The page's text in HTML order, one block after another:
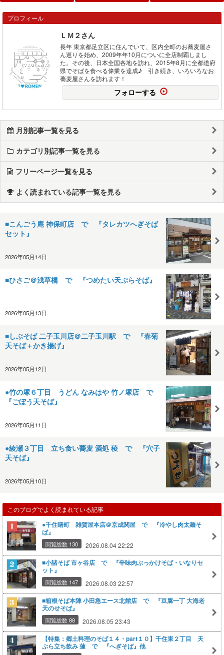
プロフィール
ＬＭ２さん
長年 東京都足立区に住んでいて、区内全町のお蕎麦屋さ
ん巡りを始め、2009年年10月についに全店制覇しまし
た。その後、日本全国各地を訪れ、2015年8月に全都道府
県でそばを食べる偉業を達成♪ 引き続き、いろいろなお
蕎麦屋さんを訪れます！
フォローする
月別記事一覧を見る
カテゴリ別記事一覧を見る
フリーページ一覧を見る
よく読まれている記事一覧を見る
■こんごう庵 神保町店 で 『タレカツへぎそば
セット』
2026年05月14日
■ひさご＠浅草橋 で 『つめたい天ぷらそば』
2026年05月13日
■しぶそば 二子玉川店＠二子玉川駅 で 『春菊
天そば＋かき揚げ』
2026年05月12日
●竹の塚６丁目 うどん なみはや 竹ノ塚店 で
『ごぼう天そば』
2026年05月11日
●綾瀬３丁目 立ち食い蕎麦 酒処 稜 で 『穴子
天そば』
2026年05月10日
このブログでよく読まれている記事
●千住曙町 雑賀屋本店＠京成関屋 で 『冷やし肉太麺そ
ば』
閲覧総数 130 2026.08.04 22:22
■小諸そば 市ヶ谷店 で 『辛味肉ぶっかけそば・いなりセ
ット』
閲覧総数 147 2026.08.03 22:57
■箱根そば本陣 小田急エース北館店 で 『豆腐一丁 大海老
天のせそば』
閲覧総数 88 2026.08.05 23:43
【特集：郷土料理のそば１４・part１０】千住東２丁目 天
ぷら立ち飲み 蓮 で 『へぎそば』他